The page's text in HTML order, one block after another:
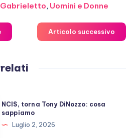
, Uomini e Donne
Articolo successivo
NCIS, torna Tony DiNozzo: cosa
sappiamo
Luglio 2, 2026